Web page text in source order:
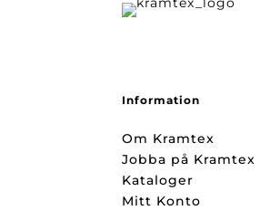
Information
Om Kramtex
Jobba på Kramtex
Kataloger
Mitt Konto